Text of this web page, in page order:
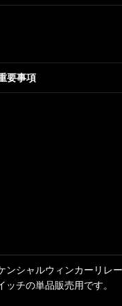
要事項
ンシャルウィンカーリ
チの単品販売用です。